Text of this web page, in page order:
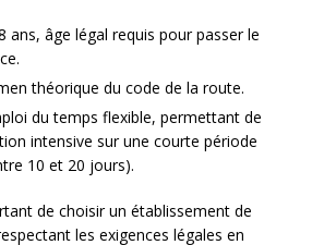
ans, âge légal requis pour passer le
théorique du code de la route.
du temps flexible, permettant de
intensive sur une courte période
10 et 20 jours).
de choisir un établissement de
les exigences légales en